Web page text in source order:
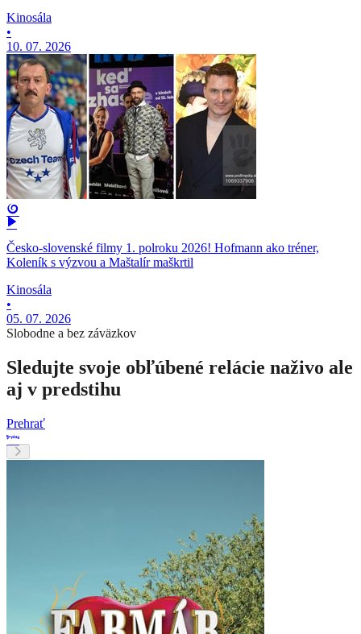
Kinosála
•
10. 07. 2026
Česko-slovenské filmy 1. polroku 2026! Hofmann ako tréner,
Koleník s výzvou a Maštalír maškrtil
Kinosála
•
05. 07. 2026
Slobodne a bez záväzkov
Sledujte svoje obľúbené relácie naživo ale
aj v predstihu
Prehrať